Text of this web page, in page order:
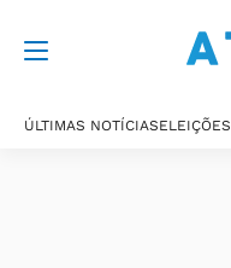
ÚLTIMAS NOTÍCIAS